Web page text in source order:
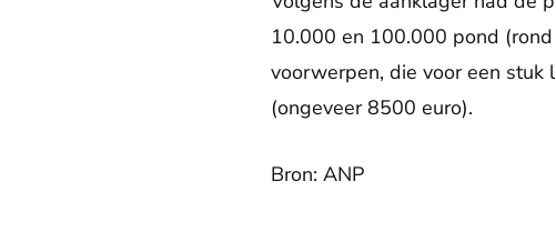
10.000 en 100.000 pond
voorwerpen, die voor een stuk
(ongeveer 8500 euro).
Bron: ANP